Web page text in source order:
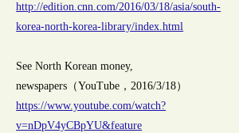
http://edition.cnn.com/2016/03/18/asia/south-
korea-north-korea-library/index.html
See North Korean money,
newspapers（YouTube，2016/3/18）
https://www.youtube.com/watch?
v=nDpV4yCBpYU&feature